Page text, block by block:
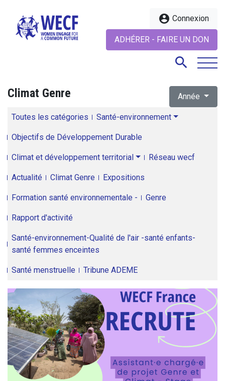
account_circle Connexion
ADHÉRER - FAIRE UN DON
search
Climat Genre Année
Toutes les catégories Santé-environnement
Objectifs de Développement Durable
Climat et développement territorial Réseau wecf
Actualité Climat Genre Expositions
Formation santé environnementale - Genre
Rapport d'activité
Santé-environnement-Qualité de l'air -santé enfants-
santé femmes enceintes
Santé menstruelle Tribune ADEME